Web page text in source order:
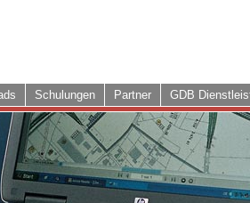
Schulungen Partner GDB